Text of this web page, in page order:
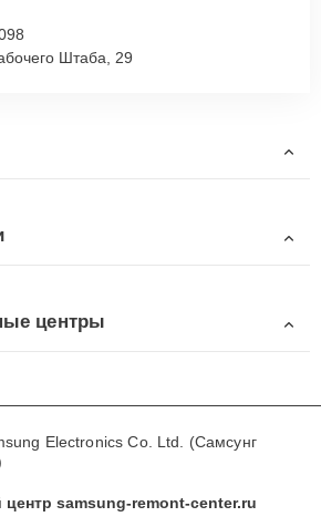
Штаба, 29
центры
Electronics Co. Ltd. (Самсунг
samsung-remont-center.ru